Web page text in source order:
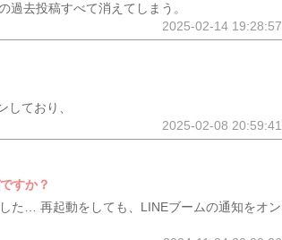
過去投稿すべて消えてしまう。
2025-02-14 19:28:57
しており、
2025-02-08 20:59:41
すか？
た… 再起動をしても、LINEブームの通知をオン